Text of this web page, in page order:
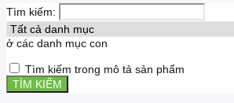
Tìm kiếm:
ở các danh mục con
Tìm kiếm trong mô tả sản phẩm